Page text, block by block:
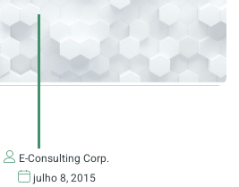
E-Consulting Corp.
julho 8, 2015